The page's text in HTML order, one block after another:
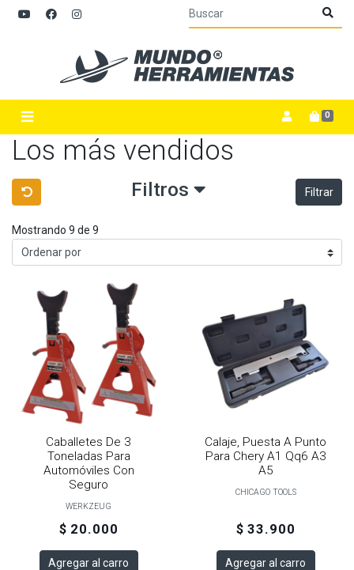
0
Los más vendidos
Filtros Filtrar
Mostrando 9 de 9
Caballetes De 3
Toneladas Para
Automóviles Con
Seguro
WERKZEUG
$ 20.000
Agregar al carro
Calaje, Puesta A Punto
Para Chery A1 Qq6 A3
A5
CHICAGO TOOLS
$ 33.900
Agregar al carro